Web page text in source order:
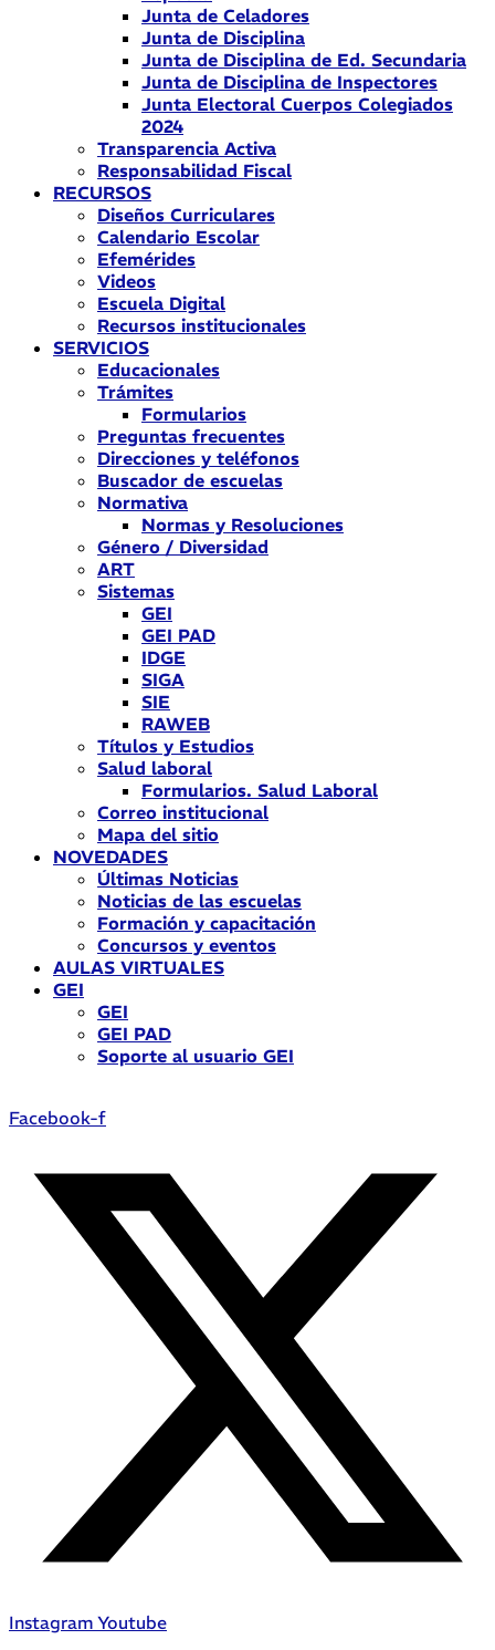
Junta de Celadores
Junta de Disciplina
Junta de Disciplina de Ed. Secundaria
Junta de Disciplina de Inspectores
Junta Electoral Cuerpos Colegiados
2024
Transparencia Activa
Responsabilidad Fiscal
RECURSOS
Diseños Curriculares
Calendario Escolar
Efemérides
Videos
Escuela Digital
Recursos institucionales
SERVICIOS
Educacionales
Trámites
Formularios
Preguntas frecuentes
Direcciones y teléfonos
Buscador de escuelas
Normativa
Normas y Resoluciones
Género / Diversidad
ART
Sistemas
GEI
GEI PAD
IDGE
SIGA
SIE
RAWEB
Títulos y Estudios
Salud laboral
Formularios. Salud Laboral
Correo institucional
Mapa del sitio
NOVEDADES
Últimas Noticias
Noticias de las escuelas
Formación y capacitación
Concursos y eventos
AULAS VIRTUALES
GEI
GEI
GEI PAD
Soporte al usuario GEI
Facebook-f
Instagram Youtube